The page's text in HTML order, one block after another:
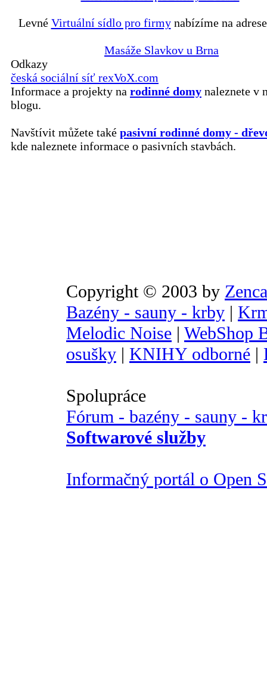
Levné Virtuální sídlo pro firmynabízíme na
Masáže Slavkov u Brna
Odkazy
česká sociální síť rexVoX.com
Informace a projekty na rodinné domy naleznete v
blogu.
Navštívit můžete také pasivní rodinné domy -
kde naleznete informace o pasivních stavbách.
Copyright © 2003 by
Bazény - sauny - krby |
Melodic Noise | WebShop
osušky | KNIHY odborné |
Spolupráce
Fórum - bazény - sauny -
Softwarové služby
Informačný portál o Open